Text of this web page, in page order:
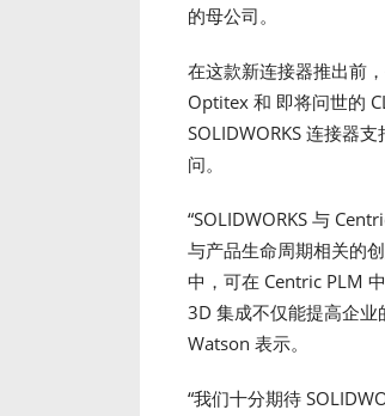
的母公司。
在这款新连接器推出前
Optitex 和 即将问世的
SOLIDWORKS 连接器
问。
“SOLIDWORKS 与
与产品生命周期相关的
中，可在 Centric PLM
3D 集成不仅能提高企业
Watson 表示。
“我们十分期待